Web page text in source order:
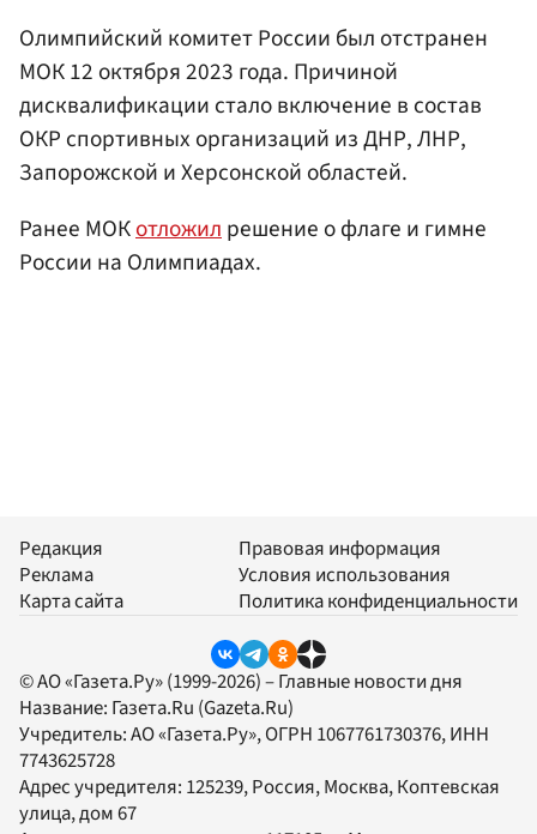
Олимпийский комитет России был отстранен
МОК 12 октября 2023 года. Причиной
дисквалификации стало включение в состав
ОКР спортивных организаций из ДНР, ЛНР,
Запорожской и Херсонской областей.
Ранее МОКотложилрешение о флаге и гимне
России на Олимпиадах.
Редакция
Реклама
Карта сайта
Правовая информация
Условия использования
Политика конфиденциальности
© АО «Газета.Ру» (1999-2026) – Главные новости дня
Название: Газета.Ru (Gazeta.Ru)
Учредитель:АО «Газета.Ру», ОГРН 1067761730376, ИНН
7743625728
Адрес учредителя: 125239, Россия, Москва, Коптевская
улица, дом 67